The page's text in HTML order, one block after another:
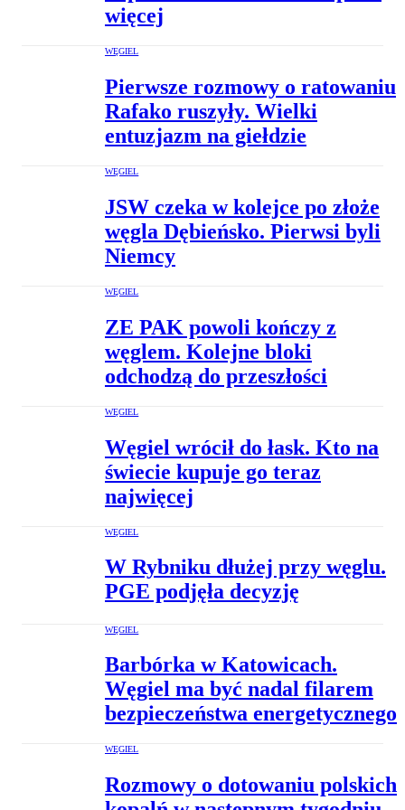
więcej
WĘGIEL
Pierwsze rozmowy o ratowaniu
Rafako ruszyły. Wielki
entuzjazm na giełdzie
WĘGIEL
JSW czeka w kolejce po złoże
węgla Dębieńsko. Pierwsi byli
Niemcy
WĘGIEL
ZE PAK powoli kończy z
węglem. Kolejne bloki
odchodzą do przeszłości
WĘGIEL
Węgiel wrócił do łask. Kto na
świecie kupuje go teraz
najwięcej
WĘGIEL
W Rybniku dłużej przy węglu.
PGE podjęła decyzję
WĘGIEL
Barbórka w Katowicach.
Węgiel ma być nadal filarem
bezpieczeństwa energetycznego
WĘGIEL
Rozmowy o dotowaniu polskich